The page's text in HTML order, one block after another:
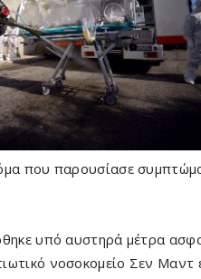
που παρουσίασε
υπό αυστηρά μέτρα
νοσοκομείο Σεν